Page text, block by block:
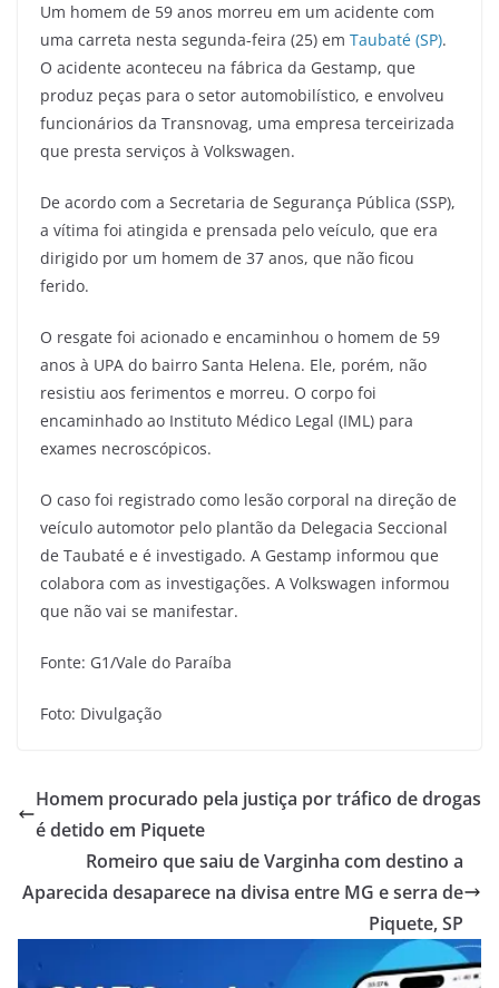
Um homem de 59 anos morreu em um acidente com
uma carreta nesta segunda-feira (25) em Taubaté (SP).
O acidente aconteceu na fábrica da Gestamp, que
produz peças para o setor automobilístico, e envolveu
funcionários da Transnovag, uma empresa terceirizada
que presta serviços à Volkswagen.
De acordo com a Secretaria de Segurança Pública (SSP),
a vítima foi atingida e prensada pelo veículo, que era
dirigido por um homem de 37 anos, que não ficou
ferido.
O resgate foi acionado e encaminhou o homem de 59
anos à UPA do bairro Santa Helena. Ele, porém, não
resistiu aos ferimentos e morreu. O corpo foi
encaminhado ao Instituto Médico Legal (IML) para
exames necroscópicos.
O caso foi registrado como lesão corporal na direção de
veículo automotor pelo plantão da Delegacia Seccional
de Taubaté e é investigado. A Gestamp informou que
colabora com as investigações. A Volkswagen informou
que não vai se manifestar.
Fonte: G1/Vale do Paraíba
Foto: Divulgação
Homem procurado pela justiça por tráfico de drogas
é detido em Piquete
Romeiro que saiu de Varginha com destino a
Aparecida desaparece na divisa entre MG e serra de
Piquete, SP